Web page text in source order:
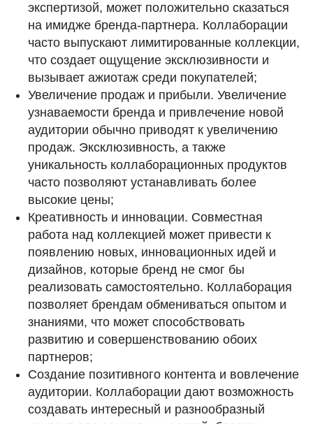
экспертизой, может положительно сказаться
на имидже бренда-партнера. Коллаборации
часто выпускают лимитированные коллекции,
что создает ощущение эксклюзивности и
вызывает ажиотаж среди покупателей;
Увеличение продаж и прибыли. Увеличение
узнаваемости бренда и привлечение новой
аудитории обычно приводят к увеличению
продаж. Эксклюзивность, а также
уникальность коллаборационных продуктов
часто позволяют устанавливать более
высокие цены;
Креативность и инновации. Совместная
работа над коллекцией может привести к
появлению новых, инновационных идей и
дизайнов, которые бренд не смог бы
реализовать самостоятельно. Коллаборация
позволяет брендам обмениваться опытом и
знаниями, что может способствовать
развитию и совершенствованию обоих
партнеров;
Создание позитивного контента и вовлечение
аудитории. Коллаборации дают возможность
создавать интересный и разнообразный